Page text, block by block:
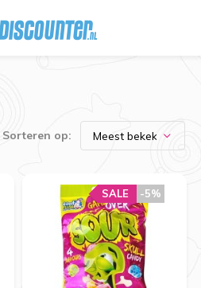
Sorteren op:
-5%
SALE